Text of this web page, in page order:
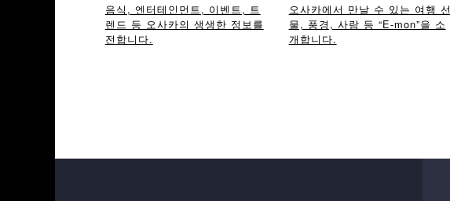
음식, 엔터테인먼트, 이벤트, 트
렌드 등 오사카의 생생한 정보를
전합니다.
오사카에서 만날 수 있는 여행 선
물, 풍경, 사람 등 “E-mon”을 소
개합니다.